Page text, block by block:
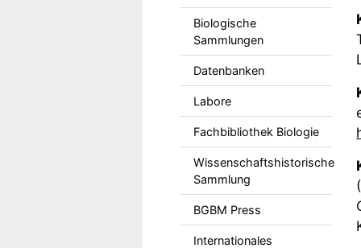
Biologische
Sammlungen
Datenbanken
Labore
Fachbibliothek Biologie
Wissenschaftshistorische
Sammlung
BGBM Press
Internationales